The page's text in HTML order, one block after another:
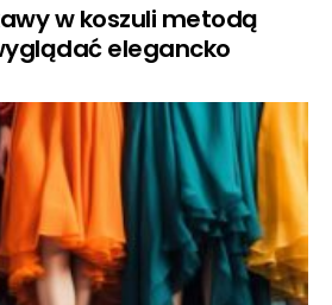
w koszuli metodą
elegancko